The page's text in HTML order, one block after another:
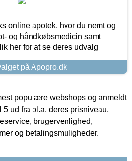
online apotek, hvor du nemt og
og håndkøbsmedicin samt
her for at se deres udvalg.
på Apopro.dk
populære webshops og anmeldt
5 ud fra bl.a. deres prisniveau,
brugervenlighed,
og betalingsmuligheder.